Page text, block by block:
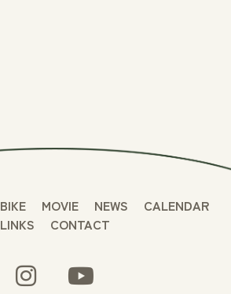
BIKE MOVIE NEWS
CALENDAR
LINKS
CONTACT